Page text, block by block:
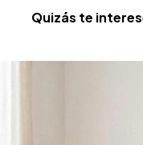
Quizás te